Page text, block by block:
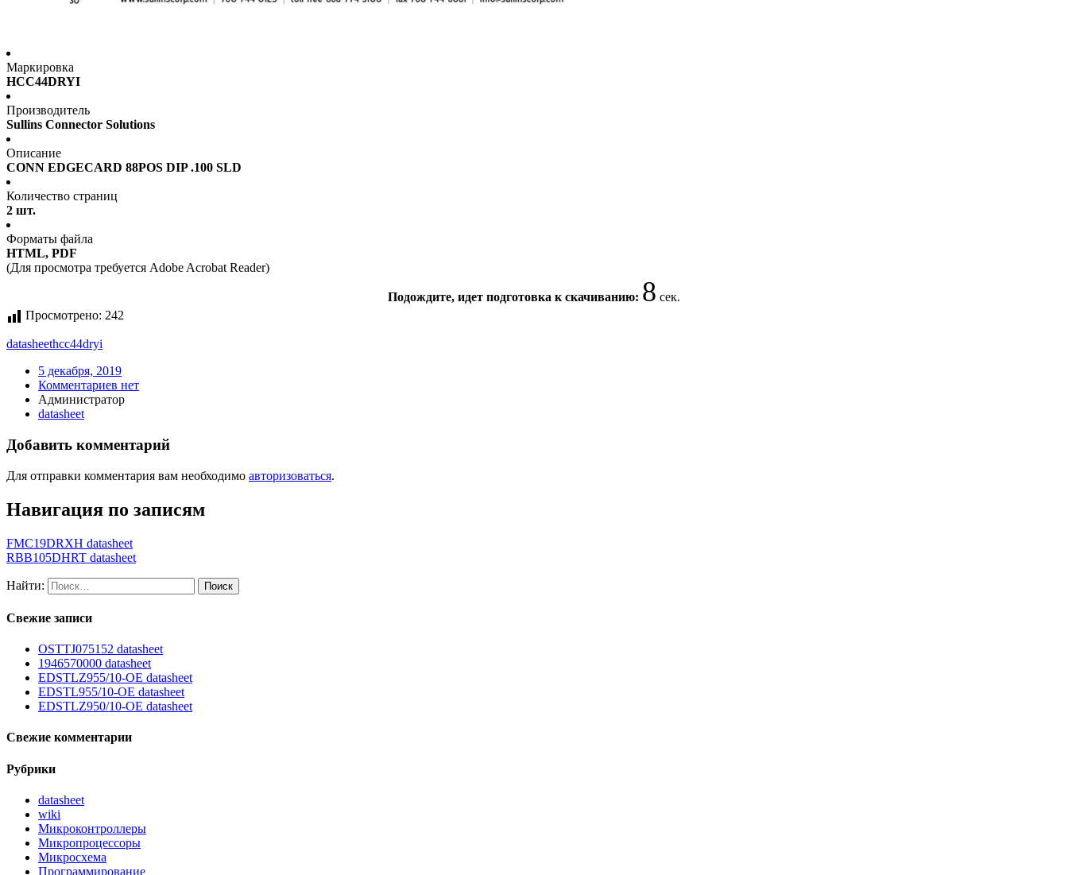
Маркировка
HCC44DRYI
Производитель
Sullins Connector Solutions
Описание
CONN EDGECARD 88POS DIP .100 SLD
Количество страниц
2 шт.
Форматы файла
HTML, PDF
(Для просмотра требуется Adobe Acrobat Reader)
Подождите, идет подготовка к скачиванию: 7 сек.
Просмотрено: 242
datasheethcc44dryi
5 декабря, 2019
Комментариев нет
Администратор
datasheet
Добавить комментарий
Для отправки комментария вам необходимо авторизоваться.
Навигация по записям
FMC19DRXH datasheet
RBB105DHRT datasheet
Найти:
Свежие записи
OSTTJ075152 datasheet
1946570000 datasheet
EDSTLZ955/10-OE datasheet
EDSTL955/10-OE datasheet
EDSTLZ950/10-OE datasheet
Свежие комментарии
Рубрики
datasheet
wiki
Микроконтроллеры
Микропроцессоры
Микросхема
Программирование